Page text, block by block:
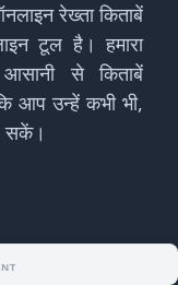
रेख्ता किताबें
टूल है। हमारा
से किताबें
आप उन्हें कभी भी,
सकें।